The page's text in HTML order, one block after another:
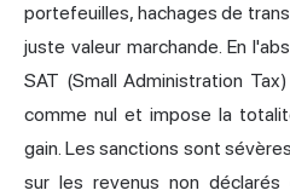
portefeuilles, hachages de
juste valeur marchande. En
SAT (Small Administration
comme nul et impose la
gain. Les sanctions sont
sur les revenus non